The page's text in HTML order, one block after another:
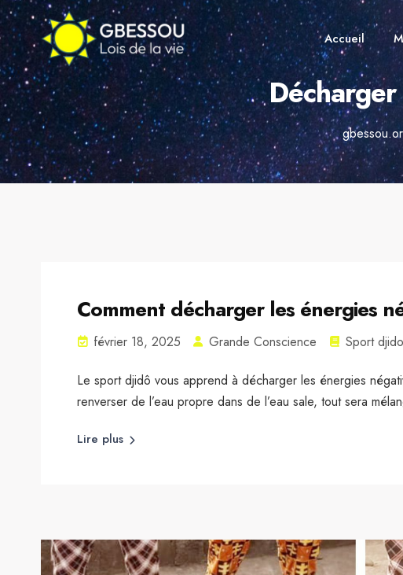
Accueil
Comment décharger les énergies
février 18, 2025 Grande Conscience Sport djido
Le sport djidô vous apprend à décharger les énergies
renverser de l’eau propre dans de l’eau sale, tout sera
Lire plus